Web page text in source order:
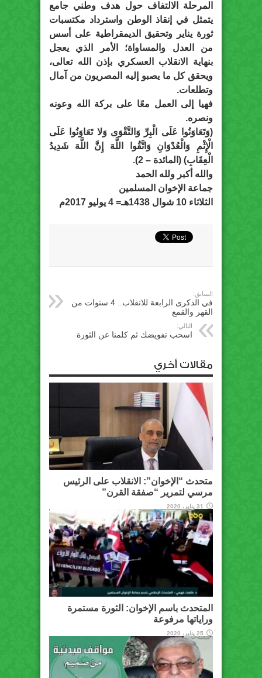
المرحلة الالتفاف حول هدف وطني جامع
يتمثل في إنقاذ الوطن واسترداد مكتسبات
ثورة يناير وتحقيق الديمقراطية على أسس
من العدل والمساواة؛ الأمر الذي يعجل
بنهاية الانقلاب العسكري بإذن الله تعالى،
ويحقق كل ما يصبو إليه المصريون من آمال
وتطلعات.
فهيا إلى العمل معًا على بركة الله وعونه
ونصره.
(وَتَعَاوَنُوا عَلَى الْبِرِّ وَالتَّقْوَى وَلا تَعَاوَنُوا عَلَى
الْإِثْمِ وَالْعُدْوَانِ وَاتَّقُوا اللَّهَ إِنَّ اللَّهَ شَدِيدُ
الْعِقَابِ) (المائدة – 2).
والله أكبر ولله الحمد
جماعة الإخوان المسلمين
الثلاثاء 10 شوال 1438هـ= 4 يوليو 2017م
السابق:
في الذكرى الرابعة للانقلاب.. 4 سنوات من
القهر والقمع
التالي:
اسحب تفويضك ثم كلمنا عن الثورة
مقالات أخري
متحدث “الإخوان”: الانقلاب على الرئيس
مرسي لتمرير “صفقة القرن”
31 يناير، 2020
المتحدث باسم الإخوان: الثورة مستمرة
وراياتها مرفوعة
25 يناير، 2020